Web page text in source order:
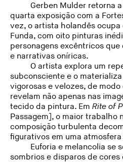
Gerben Mulder retorna
quarta exposição com a
vez, o artista holandês ocupa
Funda, com oito pinturas
personagens excêntricos
e narrativas oníricas.
O artista explora um
subconsciente e o
vigorosas e velozes, de
revelam não apenas nas
tecido da pintura. Em Rite of
Passagem], o maior trabalho
composição turbulenta
figurativos em uma
Euforia e melancolia se
sombrios e disparos de cores